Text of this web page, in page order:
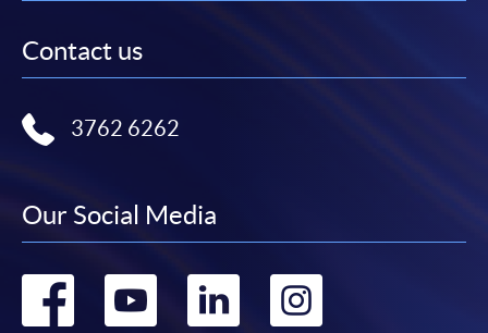
繳交所需費用
申請人可使用以下方式繳交報名費或課程費用:
定繳費靈網上密碼。有關如何申請繳費靈戶口及密
碼，請瀏覽繳費靈網址http://www.ppshk.com 。
*信用咭網上繳費服務
- 申請人可以 VISA 或
Mastercard（包括「香港大學專業進修學院
Contact us
3762 6262
Our Social Media
Go Go Go Go